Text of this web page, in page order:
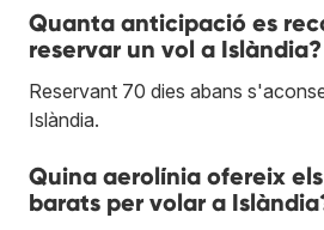
Quanta anticipació es
reservar un vol a Islàndia?
Reservant 70 dies abans
Islàndia.
Quina aerolínia ofereix
barats per volar a